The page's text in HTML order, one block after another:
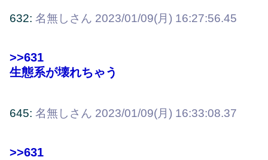
632: 名無しさん 2023/01/09(月) 16:27:56.45
>>631
生態系が壊れちゃう
645: 名無しさん 2023/01/09(月) 16:33:08.37
>>631